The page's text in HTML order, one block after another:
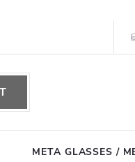
META GLASSES /